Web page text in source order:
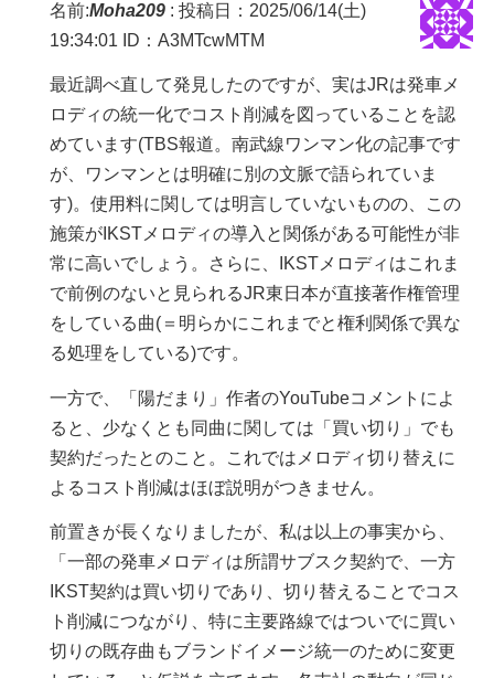
名前:Moha209 : 投稿日：2025/06/14(土)
19:34:01
ID：A3MTcwMTM
最近調べ直して発見したのですが、実はJRは発車メ
ロディの統一化でコスト削減を図っていることを認
めています(TBS報道。南武線ワンマン化の記事です
が、ワンマンとは明確に別の文脈で語られていま
す)。使用料に関しては明言していないものの、この
施策がIKSTメロディの導入と関係がある可能性が非
常に高いでしょう。さらに、IKSTメロディはこれま
で前例のないと見られるJR東日本が直接著作権管理
をしている曲(＝明らかにこれまでと権利関係で異な
る処理をしている)です。
一方で、「陽だまり」作者のYouTubeコメントによ
ると、少なくとも同曲に関しては「買い切り」でも
契約だったとのこと。これではメロディ切り替えに
よるコスト削減はほぼ説明がつきません。
前置きが長くなりましたが、私は以上の事実から、
「一部の発車メロディは所謂サブスク契約で、一方
IKST契約は買い切りであり、切り替えることでコス
ト削減につながり、特に主要路線ではついでに買い
切りの既存曲もブランドイメージ統一のために変更